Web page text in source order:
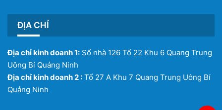
ĐỊA CHỈ
Địa chỉ kinh doanh 1: Số nhà 126 Tổ 22 Khu 6 Quang Trung
Uông Bí Quảng Ninh
Địa chỉ kinh doanh 2 : Tổ 27 A Khu 7 Quang Trung Uông Bí
Quảng Ninh